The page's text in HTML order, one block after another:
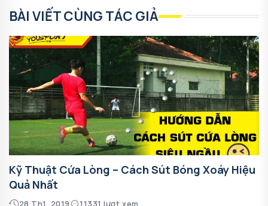
BÀI VIẾT CÙNG TÁC GIẢ
Kỹ Thuật Cứa Lòng – Cách Sút Bóng Xoáy Hiệu
Quả Nhất